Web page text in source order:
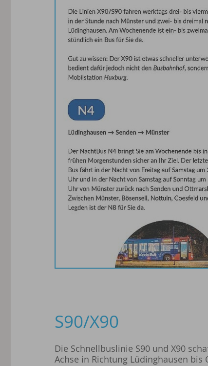
S90/X90
Die Schnellbuslinie S90 und X90
Achse in Richtung Lüdinghausen bis